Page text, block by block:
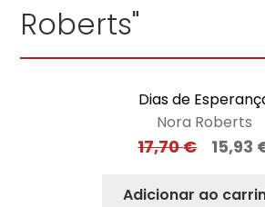
Roberts"
Dias de
Nora Roberts
17,70€ 15,93
Adicionar ao